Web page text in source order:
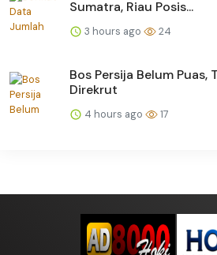
Sumatra, Riau Posis...
3 hours ago 24
Bos Persija Belum Puas,
Direkrut
4 hours ago 17